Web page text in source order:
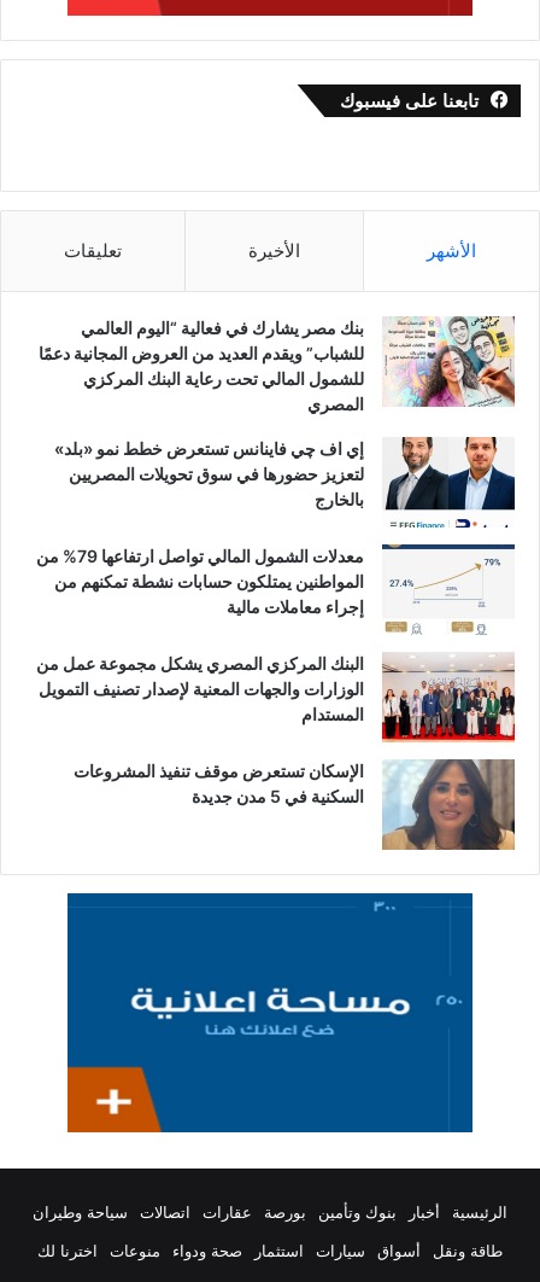
تابعنا على فيسبوك
الأشهر الأخيرة تعليقات
بنك مصر يشارك في فعالية “اليوم العالمي
للشباب” ويقدم العديد من العروض المجانية دعمًا
للشمول المالي تحت رعاية البنك المركزي
المصري
إي اف چي فاينانس تستعرض خطط نمو «بلد»
لتعزيز حضورها في سوق تحويلات المصريين
بالخارج
معدلات الشمول المالي تواصل ارتفاعها 79% من
المواطنين يمتلكون حسابات نشطة تمكنهم من
إجراء معاملات مالية
البنك المركزي المصري يشكل مجموعة عمل من
الوزارات والجهات المعنية لإصدار تصنيف التمويل
المستدام
الإسكان تستعرض موقف تنفيذ المشروعات
السكنية في 5 مدن جديدة
الرئيسية أخبار بنوك وتأمين بورصة عقارات اتصالات
سياحة وطيران
طاقة ونقل
أسواق سيارات استثمار صحة ودواء منوعات
اخترنا لك